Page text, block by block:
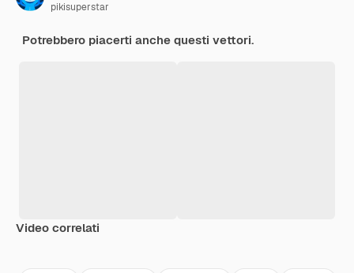
pikisuperstar
Potrebbero piacerti anche questi vettori.
Video correlati